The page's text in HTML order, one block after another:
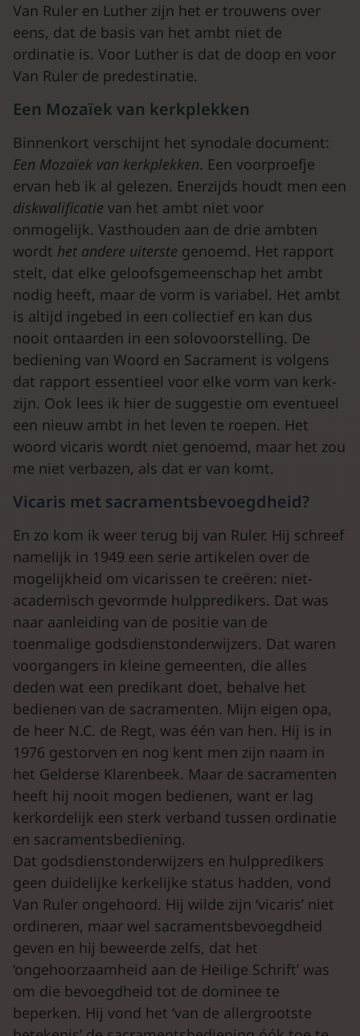
Van Ruler en Luther zijn het er trouwens over
eens, dat de basis van het ambt niet de
ordinatie is. Voor Luther is dat de doop en voor
Van Ruler de predestinatie.
Een Mozaïek van kerkplekken
Binnenkort verschijnt het synodale document:
Een Mozaïek van kerkplekken. Een voorproefje
ervan heb ik al gelezen. Enerzijds houdt men een
diskwalificatie van het ambt niet voor
onmogelijk. Vasthouden aan de drie ambten
wordt het andere uiterste genoemd. Het rapport
stelt, dat elke geloofsgemeenschap het ambt
nodig heeft, maar de vorm is variabel. Het ambt
is altijd ingebed in een collectief en kan dus
nooit ontaarden in een solovoorstelling. De
bediening van Woord en Sacrament is volgens
dat rapport essentieel voor elke vorm van kerk-
zijn. Ook lees ik hier de suggestie om eventueel
een nieuw ambt in het leven te roepen. Het
woord vicaris wordt niet genoemd, maar het zou
me niet verbazen, als dat er van komt.
Vicaris met sacramentsbevoegdheid?
En zo kom ik weer terug bij van Ruler. Hij schreef
namelijk in 1949 een serie artikelen over de
mogelijkheid om vicarissen te creëren: niet-
academisch gevormde hulppredikers. Dat was
naar aanleiding van de positie van de
toenmalige godsdienstonderwijzers. Dat waren
voorgangers in kleine gemeenten, die alles
deden wat een predikant doet, behalve het
bedienen van de sacramenten. Mijn eigen opa,
de heer N.C. de Regt, was één van hen. Hij is in
1976 gestorven en nog kent men zijn naam in
het Gelderse Klarenbeek. Maar de sacramenten
heeft hij nooit mogen bedienen, want er lag
kerkordelijk een sterk verband tussen ordinatie
en sacramentsbediening.
Dat godsdienstonderwijzers en hulppredikers
geen duidelijke kerkelijke status hadden, vond
Van Ruler ongehoord. Hij wilde zijn ‘vicaris’ niet
ordineren, maar wel sacramentsbevoegdheid
geven en hij beweerde zelfs, dat het
‘ongehoorzaamheid aan de Heilige Schrift’ was
om die bevoegdheid tot de dominee te
beperken. Hij vond het ‘van de allergrootste